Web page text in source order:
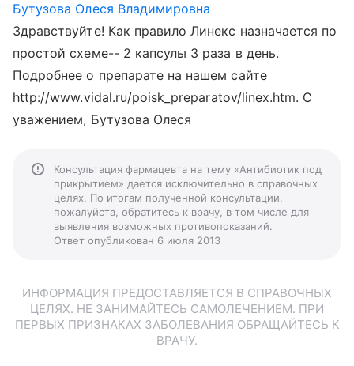
Бутузова Олеся Владимировна
Здравствуйте! Как правило Линекс назначается по
простой схеме-- 2 капсулы 3 раза в день.
Подробнее о препарате на нашем сайте
http://www.vidal.ru/poisk_preparatov/linex.htm. С
уважением, Бутузова Олеся
Консультация фармацевта на тему «Антибиотик под
прикрытием» дается исключительно в справочных
целях. По итогам полученной консультации,
пожалуйста, обратитесь к врачу, в том числе для
выявления возможных противопоказаний.
Ответ опубликован 6 июля 2013
ИНФОРМАЦИЯ ПРЕДОСТАВЛЯЕТСЯ В СПРАВОЧНЫХ
ЦЕЛЯХ. НЕ ЗАНИМАЙТЕСЬ САМОЛЕЧЕНИЕМ. ПРИ
ПЕРВЫХ ПРИЗНАКАХ ЗАБОЛЕВАНИЯ ОБРАЩАЙТЕСЬ К
ВРАЧУ.